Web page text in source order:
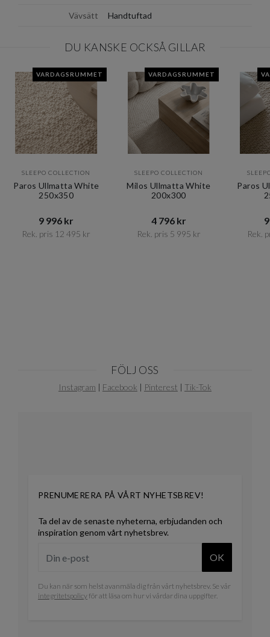
Vävsätt Handtuftad
DU KANSKE OCKSÅ GILLAR
VARDAGSRUMMET
SLEEPO COLLECTION
Paros Ullmatta White
250x350
9 996 kr​​
Rek. pris 12 495 kr​​
VARDAGSRUMMET
SLEEPO COLLECTION
Milos Ullmatta White
200x300
4 796 kr​​
Rek. pris 5 995 kr​​
Paros
Rek.
FÖLJ OSS
Instagram | Facebook | Pinterest | Tik-Tok
PRENUMERERA PÅ VÅRT NYHETSBREV!
Ta del av de senaste nyheterna, erbjudanden och
inspiration genom vårt nyhetsbrev.
OK
Du kan när som helst avanmäla dig från vårt nyhetsbrev. Se vår
integritetspolicyför att läsa om hur vi vårdar dina uppgifter.